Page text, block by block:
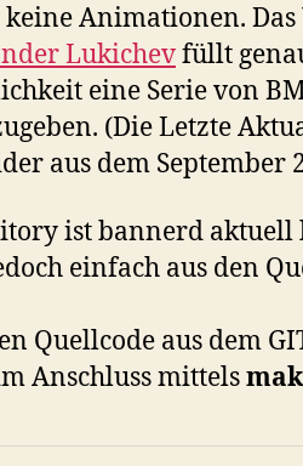
Animationen. Das
Lukichevfüllt
eine Serie von
(Die Letzte
aus dem September
ist bannerd
einfach aus den
Quellcode aus dem
Anschluss mittels